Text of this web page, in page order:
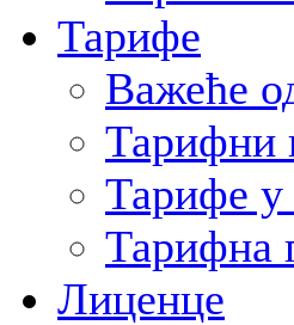
Тарифе
Важеће
Тарифни
Тарифе у
Тарифна
Лиценце